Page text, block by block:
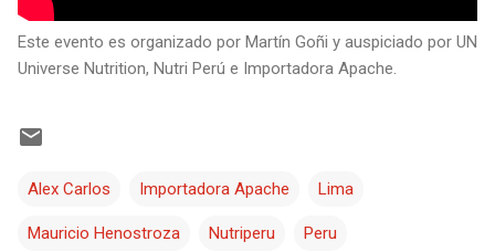
Este evento es organizado por Martín Goñi y auspiciado por UN
Universe Nutrition, Nutri Perú e Importadora Apache.
Alex Carlos Importadora Apache Lima
Mauricio Henostroza Nutriperu Peru